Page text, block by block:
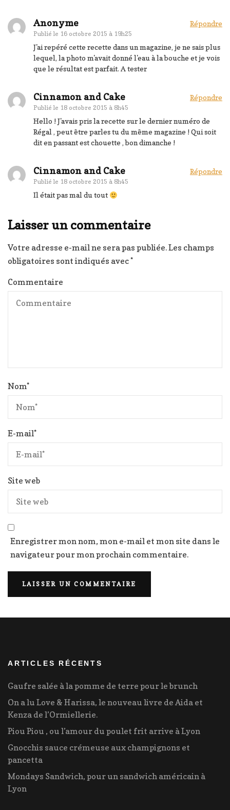
Anonyme
Publié le 16 octobre 2015 à 19h25
Répondre
J'ai repéré cette recette dans un magazine, je ne sais plus
lequel, la photo m'avait donné l'eau à la bouche et je vois
que le résultat est parfait. A tester
Cinnamon and Cake
Publié le 18 octobre 2015 à 8h45
Répondre
Hello ! J'avais pris la recette sur le dernier numéro de
Régal , peut être parles tu du même magazine ! Qui soit
dit en passant est chouette , bon dimanche !
Cinnamon and Cake
Publié le 18 octobre 2015 à 8h45
Répondre
Il était pas mal du tout
Laisser un commentaire
Votre adresse e-mail ne sera pas publiée.Les champs
obligatoires sont indiqués avec*
Commentaire
Nom*
E-mail*
Site web
Enregistrer mon nom, mon e-mail et mon site dans le
navigateur pour mon prochain commentaire.
ARTICLES RÉCENTS
Gaufre salée à la pomme de terre pour le brunch
On a lu Love & Harissa, le nouveau livre de Aida et
Kenza de l’Ormiellerie.
Piou Piou , ou l’amour du poulet frit arrive à Lyon
Gnocchis sauce crémeuse aux champignons et
pancetta
Mondays Sandwich, pour un sandwich américain à
Lyon